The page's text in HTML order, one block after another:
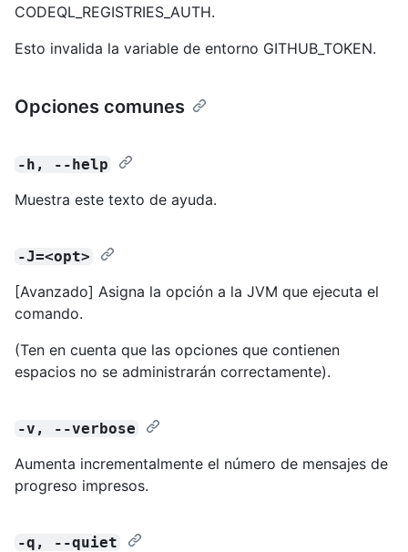
CODEQL_REGISTRIES_AUTH.
Esto invalida la variable de entorno GITHUB_TOKEN.
Opciones comunes
-h, --help
Muestra este texto de ayuda.
-J=<opt>
[Avanzado] Asigna la opción a la JVM que ejecuta el
comando.
(Ten en cuenta que las opciones que contienen
espacios no se administrarán correctamente).
-v, --verbose
Aumenta incrementalmente el número de mensajes de
progreso impresos.
-q, --quiet